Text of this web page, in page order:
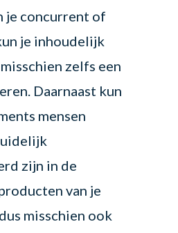
je concurrent of
je inhoudelijk
zelfs een
Daarnaast kun
mensen
zijn in de
van je
misschien ook